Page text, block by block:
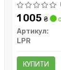
1 005₴
Артикул:
LPR
КУПИТИ